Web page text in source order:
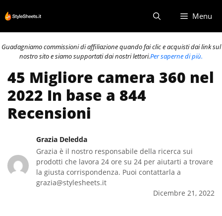
al
contenuto
Menu
Guadagniamo commissioni di affiliazione quando fai clic e acquisti dai link sul
nostro sito e siamo supportati dai nostri lettori.Per saperne di più.
45 Migliore camera 360 nel
2022 In base a 844
Recensioni
Grazia Deledda
Grazia è il nostro responsabile della ricerca sui
prodotti che lavora 24 ore su 24 per aiutarti a trovare
la giusta corrispondenza. Puoi contattarla a
grazia@stylesheets.it
Dicembre 21, 2022